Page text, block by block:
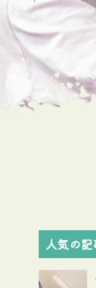
人気の記